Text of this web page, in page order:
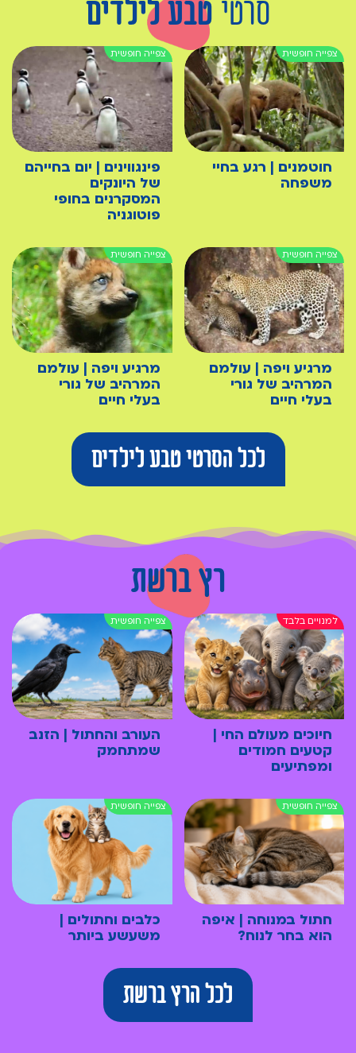
סרטי טבע לילדים
חוטמנים | רגע בחיי
משפחה
פינגווינים | יום בחייהם
של היונקים
המסקרנים בחופי
פוטוגניה
מרגיע ויפה | עולמם
המרהיב של גורי
בעלי חיים
מרגיע ויפה | עולמם
המרהיב של גורי
בעלי חיים
לכל הסרטי טבע לילדים
רץ ברשת
חיוכים מעולם החי |
קטעים חמודים
ומפתיעים
העורב והחתול | הזנב
שמתחמק
חתול במנוחה | איפה
הוא בחר לנוח?
כלבים וחתולים |
משעשע ביותר
לכל הרץ ברשת